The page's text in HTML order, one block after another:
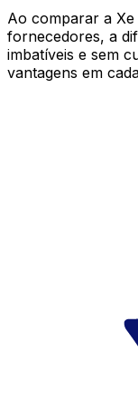
Ao comparar a
fornecedores, a
imbatíveis e sem
vantagens em